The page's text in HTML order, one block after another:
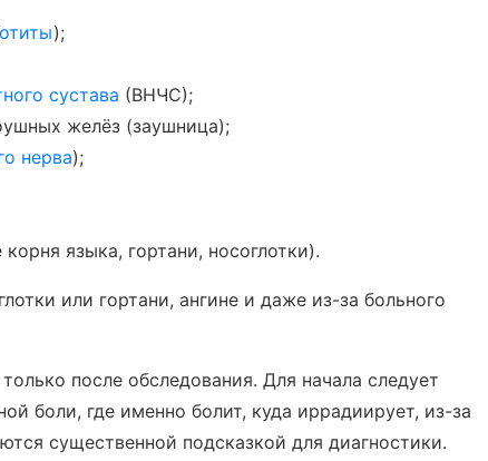
отиты);
сустава (ВНЧС);
желёз (заушница);
нерва);
языка, гортани, носоглотки).
или гортани, ангине и даже из-за больного
после обследования. Для начала следует
боли, где именно болит, куда иррадиирует, из-за
существенной подсказкой для диагностики.